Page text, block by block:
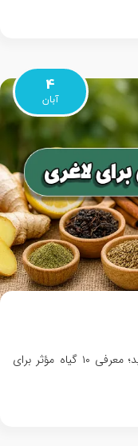
4
آبان
«بهترین گیاهان دارویی برای لاغری» را بشناسید؛ معرفی ۱۰ گیاه مؤثر برای